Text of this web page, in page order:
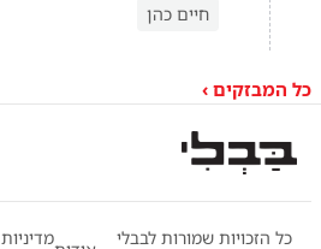
חיים כהן
כל המבזקים ›
כל הזכויות שמורות לבבלי מדיניות